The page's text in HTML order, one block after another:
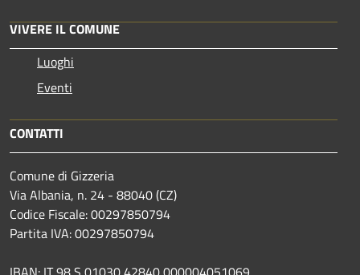
VIVERE IL COMUNE
Luoghi
Eventi
CONTATTI
Comune di Gizzeria
Via Albania, n. 24 - 88040 (CZ)
Codice Fiscale: 00297850794
Partita IVA: 00297850794